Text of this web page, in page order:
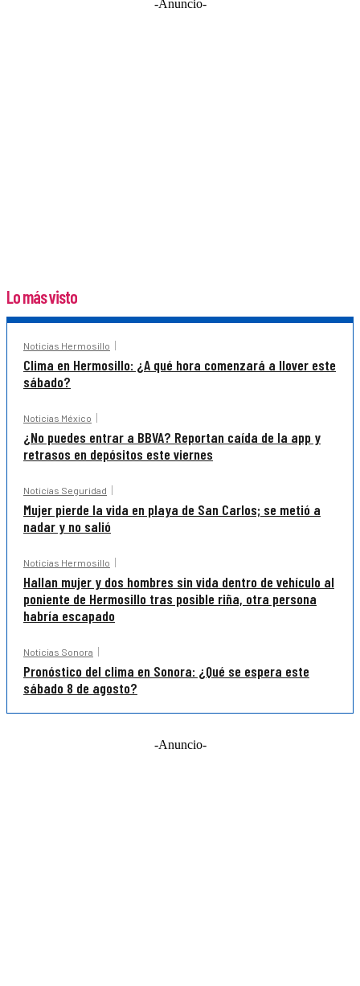
-Anuncio-
Lo más visto
Noticias Hermosillo
Clima en Hermosillo: ¿A qué hora comenzará a llover este
sábado?
Noticias México
¿No puedes entrar a BBVA? Reportan caída de la app y
retrasos en depósitos este viernes
Noticias Seguridad
Mujer pierde la vida en playa de San Carlos; se metió a
nadar y no salió
Noticias Hermosillo
Hallan mujer y dos hombres sin vida dentro de vehículo al
poniente de Hermosillo tras posible riña, otra persona
habría escapado
Noticias Sonora
Pronóstico del clima en Sonora: ¿Qué se espera este
sábado 8 de agosto?
-Anuncio-